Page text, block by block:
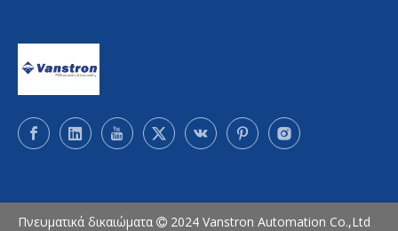
Πνευματικά δικαιώματα  2024 Vanstron Automation Co.,Ltd